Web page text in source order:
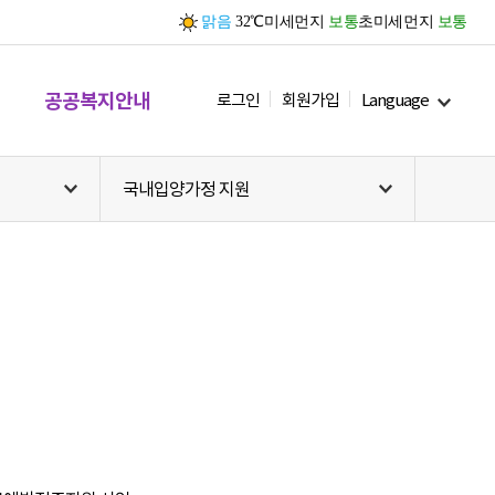
맑음 32℃미세먼지 보통초미세먼지 보통
공공복지안내 로그인 회원가입 Language
국내입양가정 지원